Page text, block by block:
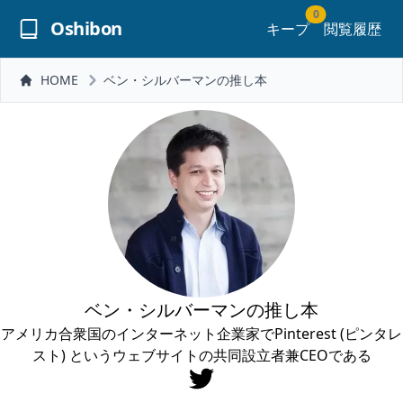
Oshibon キープ
0
閲覧履歴
HOME ベン・シルバーマンの推し本
ベン・シルバーマンの推し本
アメリカ合衆国のインターネット企業家でPinterest (ピンタレ
スト) というウェブサイトの共同設立者兼CEOである